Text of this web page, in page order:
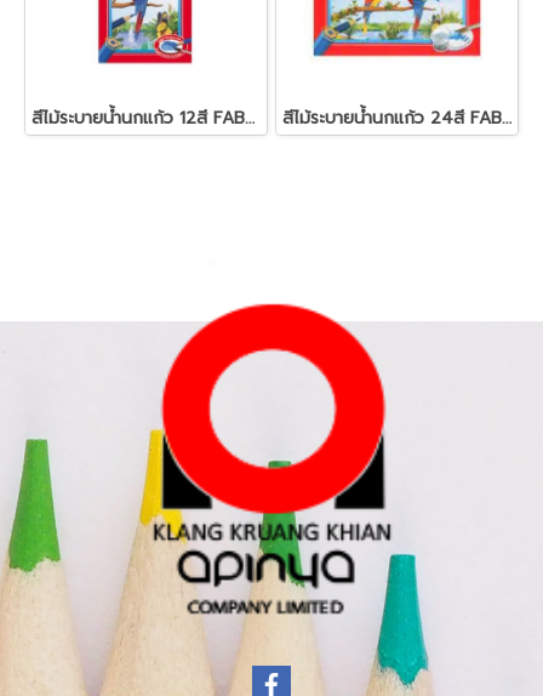
สีไม้ระบายน้ำนกแก้ว 12สี FABER-CASTELL สีไม้ระบายน้ำนกแก้ว 24สี FABER-CASTELL